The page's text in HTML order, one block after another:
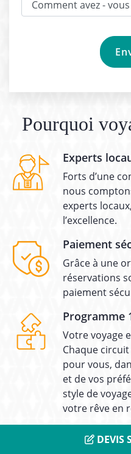
Pourquoi
Experts
Forts d’une
nous
experts
l’excellence.
Paiement
Grâce à une
réservations
paiement
Programme
Votre voyage
Chaque
pour vous,
et de vos
style de
votre rêve en
FlexibilitéDEVIS